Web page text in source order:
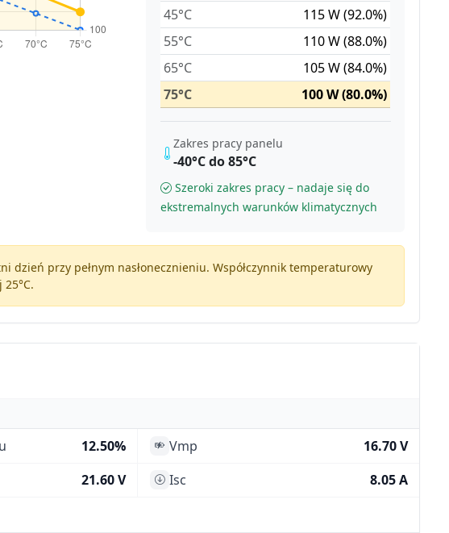
45°C
115 W (92.0%)
55°C
110 W (88.0%)
65°C
105 W (84.0%)
75°C
100 W (80.0%)
Zakres pracy panelu
-40°C do 85°C
Szeroki zakres pracy – nadaje się do
ekstremalnych warunków klimatycznych
przy pełnym nasłonecznieniu. Współczynnik temperaturowy
12.50% Vmp
16.70 V
21.60 V Isc
8.05 A